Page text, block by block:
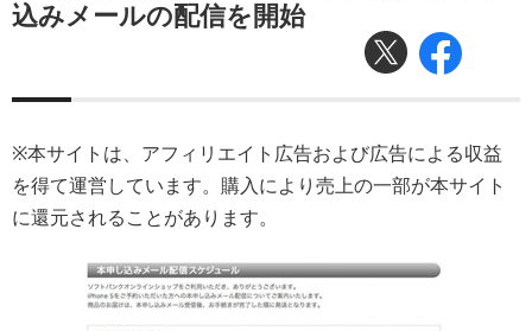
込みメールの配信を開始
※本サイトは、アフィリエイト広告および広告による収益
を得て運営しています。購入により売上の一部が本サイト
に還元されることがあります。